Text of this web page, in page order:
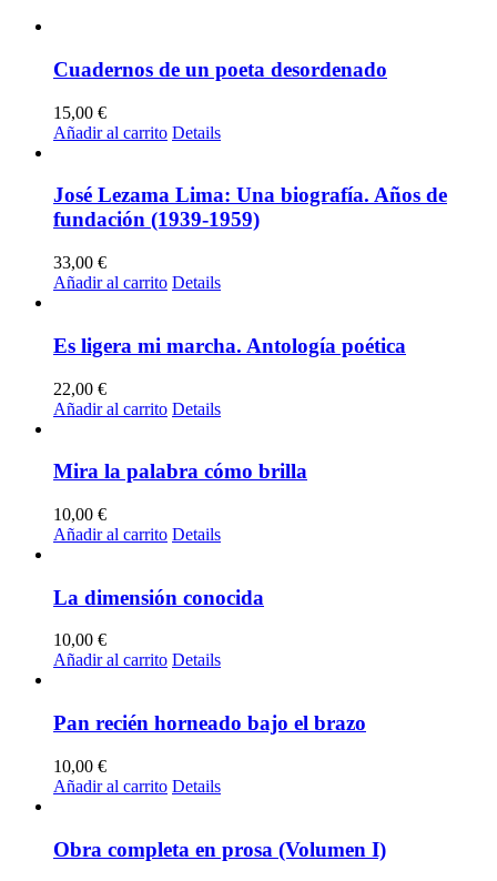
Cuadernos de un poeta desordenado
15,00 €
Añadir al carrito Details
José Lezama Lima: Una biografía. Años de
fundación (1939-1959)
33,00 €
Añadir al carrito Details
Es ligera mi marcha. Antología poética
22,00 €
Añadir al carrito Details
Mira la palabra cómo brilla
10,00 €
Añadir al carrito Details
La dimensión conocida
10,00 €
Añadir al carrito Details
Pan recién horneado bajo el brazo
10,00 €
Añadir al carrito Details
Obra completa en prosa (Volumen I)